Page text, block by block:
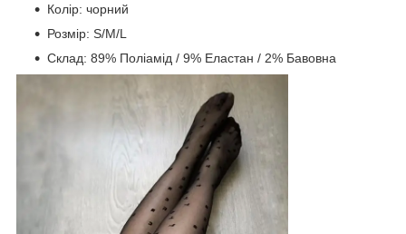
Колір: чорний
Розмір: S/M/L
Склад: 89% Поліамід / 9% Еластан / 2% Бавовна